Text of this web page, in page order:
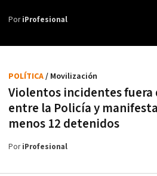
PoriProfesional
Violentos incidentes fuera
entre la Policía y
menos 12 detenidos
POLÍTICA/ Movilización
PoriProfesional